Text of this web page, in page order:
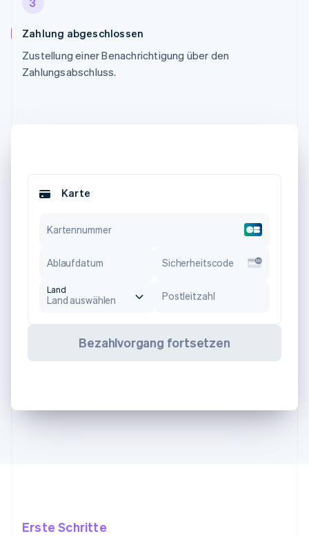
Zahlung abgeschlossen
Zustellung einer Benachrichtigung über den
Zahlungsabschluss.
Karte
Kartennummer
Ablaufdatum Sicherheitscode
Land
Land auswählen Postleitzahl
Bezahlvorgang fortsetzen
Erste Schritte